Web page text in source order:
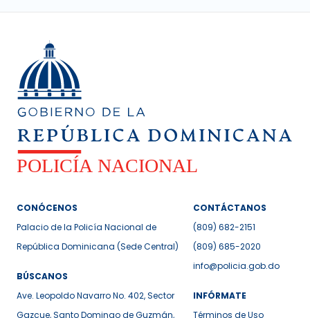
CONÓCENOS
Palacio de la Policía Nacional de
República Dominicana (Sede Central)
BÚSCANOS
Ave. Leopoldo Navarro No. 402, Sector
Gazcue, Santo Domingo de Guzmán,
CONTÁCTANOS
(809) 682-2151
(809) 685-2020
info@policia.gob.do
INFÓRMATE
Términos de Uso